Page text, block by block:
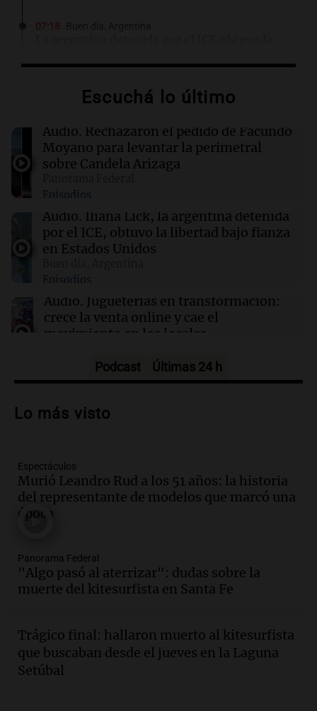
Mundo
medio de crisis de defensas antiaéreas
06:25 Sociedad
provincias están afectadas este sábado
06:05 Cadena 3 Mundo
Todd Blanche fue confirmado como secretario
Escuchá lo último
Audio. Rechazaron el pedido de Facundo
Moyano para levantar la perimetral
sobre Candela Arizaga
Episodios
Audio. Iliana Lick, la argentina detenida
por el ICE, obtuvo la libertad bajo fianza
en Estados Unidos
Episodios
Audio. Jugueterías en transformación:
crece la venta online y cae el
movimiento en los locales
qué consecuencias tiene ceder siempre
Audio.
El alfajor argentino busca a sus
nuevos campeones en una competencia
nacional
Buen día, Argentina
Audio.El alfajor argentino busca a sus
nuevos campeones en una competencia
nacional
Audio.Mariano Moreno: pasiones
intensas y su legado en la revolución
argentina
Podcast Últimas 24 h
Lo más visto
Espectáculos
Murió Leandro Rud a los 51 años: la historia
del representante de modelos que marcó una
época
Panorama Federal
"Algo pasó al aterrizar": dudas sobre la
muerte del kitesurfista en Santa Fe
Trágico final: hallaron muerto al kitesurfista
que buscaban desde el jueves en la Laguna
Setúbal